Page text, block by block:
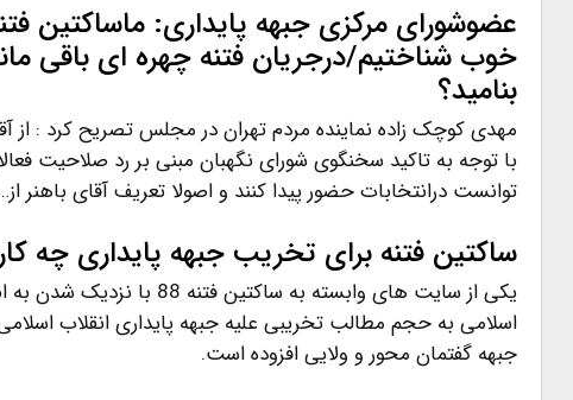
عضوشورای مرکزی جبهه پایداری: ماساکتین
خوب شناختیم/درجریان فتنه چهره ای باقی
بنامید؟
مهدی کوچک زاده نماینده مردم تهران در مجلس تصریح کرد : از
با توجه به تاکید سخنگوی شورای نگهبان مبنی بر رد صلاحیت
توانست درانتخابات حضور پیدا کنند و اصولا تعریف آقای باهنر
ساکتین فتنه برای تخریب جبهه پایداری چه
یکی از سایت های وابسته به
اسلامی به حجم مطالب تخریبی علیه جبهه پایداری انقلاب
جبهه گفتمان محور و ولایی افزوده است.